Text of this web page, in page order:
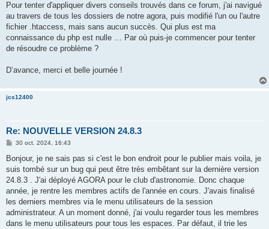
Pour tenter d'appliquer divers conseils trouvés dans ce forum, j'ai navigué
au travers de tous les dossiers de notre agora, puis modifié l'un ou l'autre
fichier .htaccess, mais sans aucun succès. Qui plus est ma
connaissance du php est nulle … Par où puis-je commencer pour tenter
de résoudre ce problème ?
D’avance, merci et belle journée !
jcs12400
Re: NOUVELLE VERSION 24.8.3
M
s
a
g
30 oct. 2024, 16:43
Bonjour, je ne sais pas si c'est le bon endroit pour le publier mais voila, je
suis tombé sur un bug qui peut être très embêtant sur la dernière version
24.8.3 . J'ai déployé AGORA pour le club d'astronomie. Donc chaque
année, je rentre les membres actifs de l'année en cours. J'avais finalisé
les derniers membres via le menu utilisateurs de la session
administrateur. A un moment donné, j'ai voulu regarder tous les membres
dans le menu utilisateurs pour tous les espaces. Par défaut, il trie les